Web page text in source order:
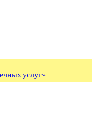
услуг»